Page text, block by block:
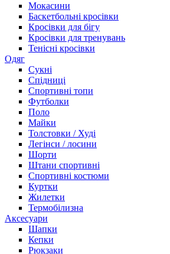
Мокасини
Баскетбольні кросівки
Кросівки для бігу
Кросівки для тренувань
Тенісні кросівки
Одяг
Сукні
Спідниці
Спортивні топи
Футболки
Поло
Майки
Толстовки / Худі
Легінси / лосини
Шорти
Штани спортивні
Спортивні костюми
Куртки
Жилетки
Термобілизна
Аксесуари
Шапки
Кепки
Рюкзаки